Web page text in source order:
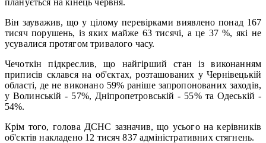
Він зауважив, що у цілому перевірками виявлено понад 167
тисяч порушень, із яких майже 63 тисячі, а це 37 %, які не
усувалися протягом тривалого часу.
Чечоткін підкреслив, що найгірший стан із виконанням
приписів склався на об'єктах, розташованих у Чернівецькій
області, де не виконано 59% раніше запропонованих заходів,
у Волинській - 57%, Дніпропетровській - 55% та Одеській -
54%.
Крім того, голова ДСНС зазначив, що усього на керівників
об'єктів накладено 12 тисяч 837 адміністративних стягнень.